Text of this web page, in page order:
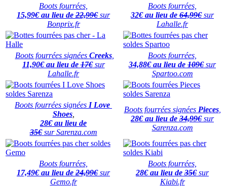
Boots fourrées,
15,99€ au lieu de 22,99€sur
Bonprix.fr
Boots fourrées,
32€ au lieu de 64,99€sur
Lahalle.fr
Boots fourrées signées Creeks,
11,90€ au lieu de17€sur
Lahalle.fr
Boots fourrées,
34,88€ au lieu de 109€ sur
Spartoo.com
Boots fourrées signées I Love
Shoes,
28€ au lieu de
35€ sur Sarenza.com
Boots fourrées signéesPieces,
28€ au lieu de 34,99€sur
Sarenza.com
Boots fourrées,
17,49€ au lieu de 24,99€sur
Gemo.fr
Boots fourrées,
28€ au lieu de 35€sur
Kiabi.fr